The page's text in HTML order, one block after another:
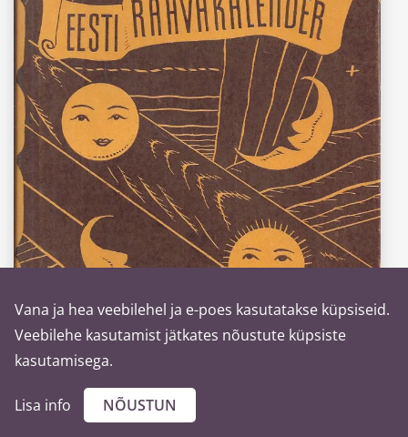
“Eesti rahvakalender II”
Mall Hiiemäe
Vana ja hea veebilehel ja e-poes kasutatakse küpsiseid.
Veebilehe kasutamist jätkates nõustute küpsiste
kasutamisega.
Lisa info NÕUSTUN